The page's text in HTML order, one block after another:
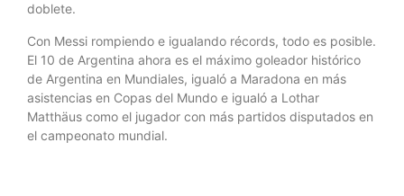
doblete.
Con Messi rompiendo e igualando récords, todo es posible.
El 10 de Argentina ahora es el máximo goleador histórico
de Argentina en Mundiales, igualó a Maradona en más
asistencias en Copas del Mundo e igualó a Lothar
Matthäus como el jugador con más partidos disputados en
el campeonato mundial.